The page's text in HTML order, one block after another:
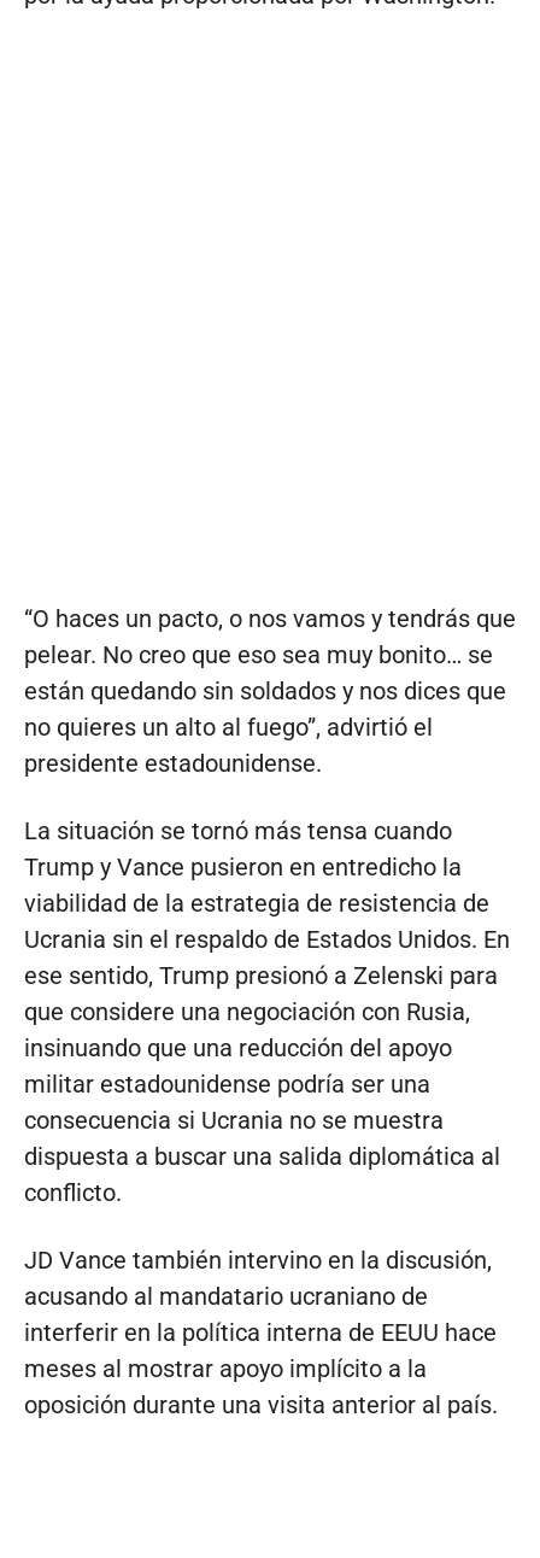
“O haces un pacto, o nos vamos y tendrás que
pelear. No creo que eso sea muy bonito… se
están quedando sin soldados y nos dices que
no quieres un alto al fuego”, advirtió el
presidente estadounidense.
La situación se tornó más tensa cuando
Trump y Vance pusieron en entredicho la
viabilidad de la estrategia de resistencia de
Ucrania sin el respaldo de Estados Unidos. En
ese sentido, Trump presionó a Zelenski para
que considere una negociación con Rusia,
insinuando que una reducción del apoyo
militar estadounidense podría ser una
consecuencia si Ucrania no se muestra
dispuesta a buscar una salida diplomática al
conflicto.
JD Vance también intervino en la discusión,
acusando al mandatario ucraniano de
interferir en la política interna de EEUU hace
meses al mostrar apoyo implícito a la
oposición durante una visita anterior al país.